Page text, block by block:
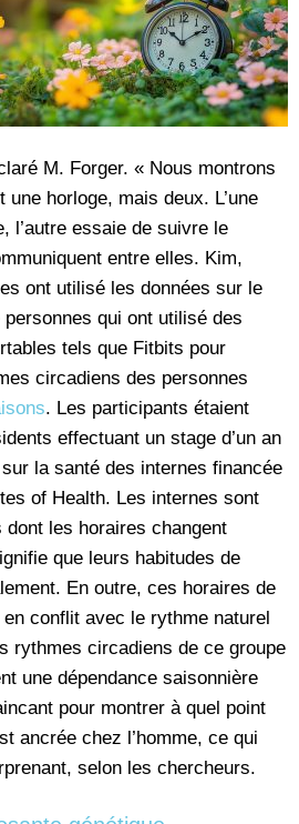
M. Forger. « Nous montrons
une horloge, mais deux. L’une
l’autre essaie de suivre le
entre elles. Kim,
ont utilisé les données sur le
qui ont utilisé des
tels que Fitbits pour
circadiens des personnes
. Les participants étaient
effectuant un stage d’un an
la santé des internes financée
of Health. Les internes sont
les horaires changent
que leurs habitudes de
En outre, ces horaires de
conflit avec le rythme naturel
rythmes circadiens de ce groupe
une dépendance saisonnière
pour montrer à quel point
ancrée chez l’homme, ce qui
selon les chercheurs.